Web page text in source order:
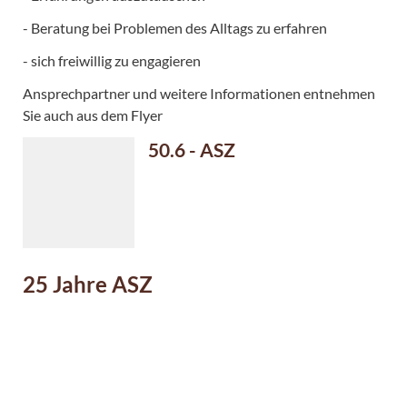
- Beratung bei Problemen des Alltags zu erfahren
- sich freiwillig zu engagieren
Ansprechpartner und weitere Informationen entnehmen
Sie auch aus dem Flyer
50.6 - ASZ
25 Jahre ASZ